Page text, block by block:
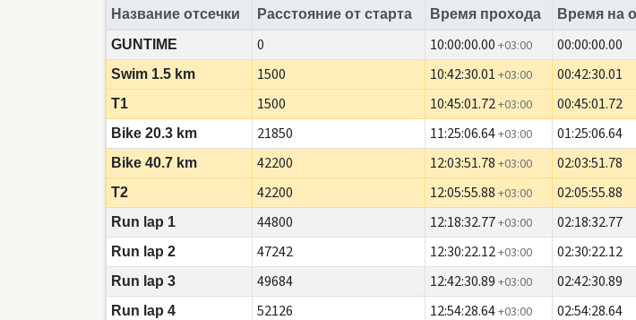
Название отсечки Расстояние от старта Время прохода Время на
GUNTIME
0 10:00:00.00 +03:00 00:00:00.00
Swim 1.5 km 1500 10:42:30.01 +03:00 00:42:30.01
T1 1500 10:45:01.72+03:00 00:45:01.72
Bike 20.3 km 21850 11:25:06.64+03:00 01:25:06.64
Bike 40.7 km 42200 12:03:51.78 +03:00 02:03:51.78
T2 42200 12:05:55.88 +03:00 02:05:55.88
Run lap 1 44800 12:18:32.77+03:00 02:18:32.77
Run lap 2 47242 12:30:22.12+03:00 02:30:22.12
Run lap 3 49684 12:42:30.89 +03:00 02:42:30.89
Run lap 4 52126 12:54:28.64+03:00 02:54:28.64